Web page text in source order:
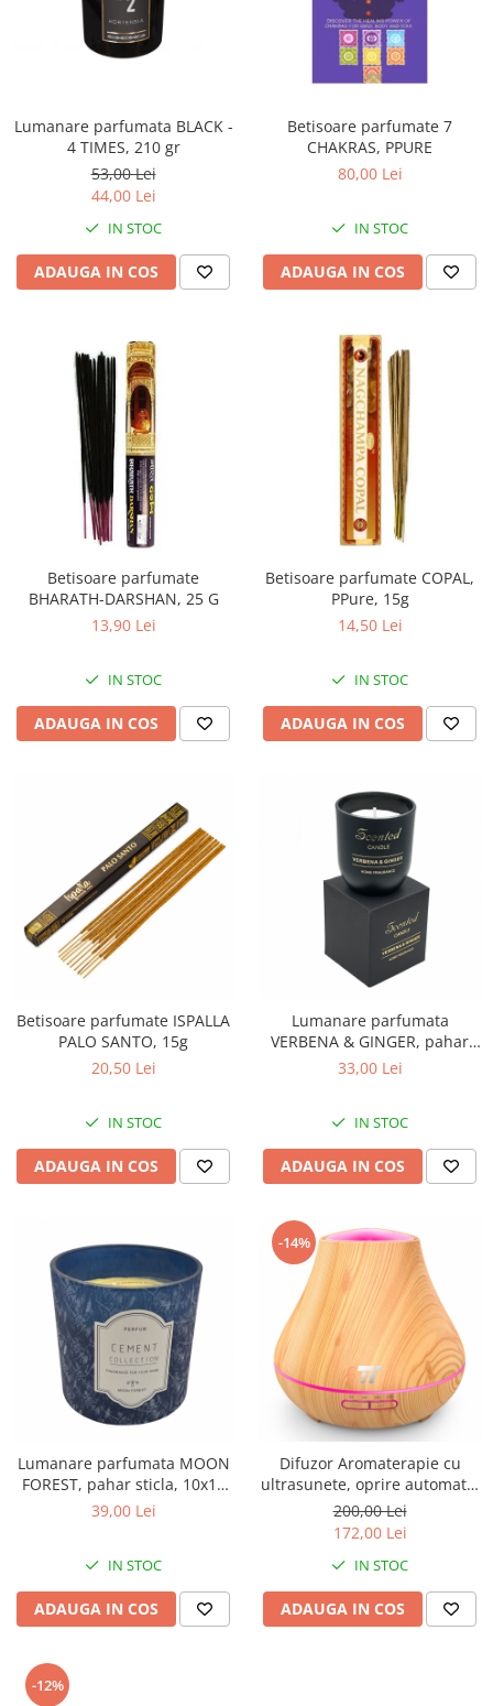
Lumanare parfumata BLACK -
4 TIMES, 210 gr
53,00 Lei
44,00 Lei
IN STOC
ADAUGA IN COS
Betisoare parfumate 7
CHAKRAS, PPURE
80,00 Lei
IN STOC
ADAUGA IN COS
Betisoare parfumate
BHARATH-DARSHAN, 25 G
13,90 Lei
IN STOC
ADAUGA IN COS
Betisoare parfumate COPAL,
PPure, 15g
14,50 Lei
IN STOC
ADAUGA IN COS
Betisoare parfumate ISPALLA
PALO SANTO, 15g
20,50 Lei
IN STOC
ADAUGA IN COS
Lumanare parfumata
VERBENA & GINGER, pahar
sticla 8x7 cm, 120gr
33,00 Lei
IN STOC
ADAUGA IN COS
Lumanare parfumata MOON
FOREST, pahar sticla, 10x10
cm
39,00 Lei
IN STOC
ADAUGA IN COS
-14%
Difuzor Aromaterapie cu
ultrasunete, oprire automata,
400 ml
200,00 Lei
172,00 Lei
IN STOC
ADAUGA IN COS
-12%